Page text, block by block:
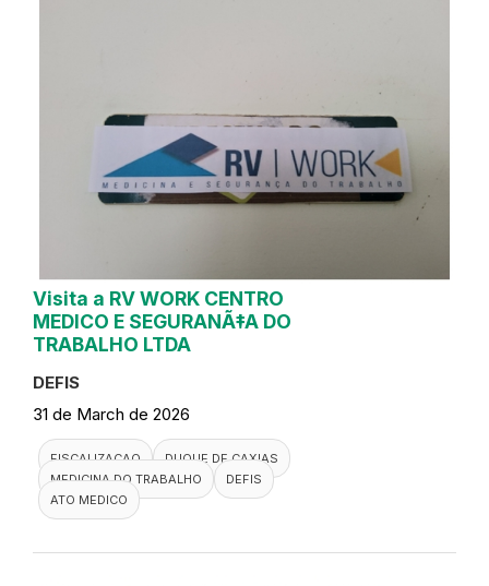
Visita a RV WORK CENTRO
MEDICO E SEGURANÃ‡A DO
TRABALHO LTDA
DEFIS
31 de March de 2026
FISCALIZACAO
DUQUE DE CAXIAS
MEDICINA DO TRABALHO
DEFIS
ATO MEDICO